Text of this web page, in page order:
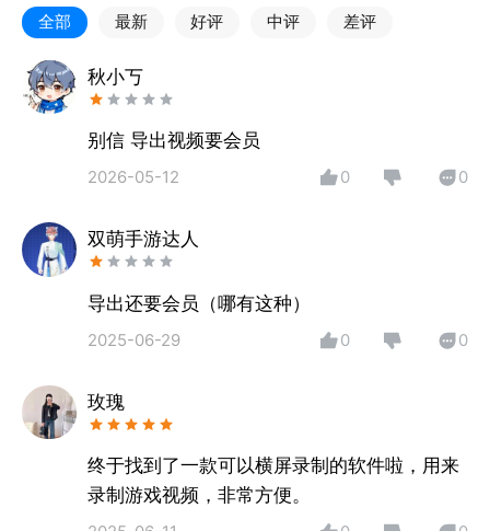
场景；提供多种分辨率选择，兼顾画质与存储；内置麦
克风与扬声器，实现音画同步收录；自带视频编辑工
具，可裁剪、加水印、配背景音乐，让作品更出众；更
支持实时直播录屏，方便分享游戏、教学等内容。
简单易用且功能强大，一键录屏大师总能满足你的录制
需求。立即下载，开启高效录屏体验！
全部 最新 好评 中评 差评
秋小丂
别信 导出视频要会员
2026-05-12 0 0
双萌手游达人
导出还要会员（哪有这种）
2025-06-29 0 0
玫瑰
终于找到了一款可以横屏录制的软件啦，用来
录制游戏视频，非常方便。